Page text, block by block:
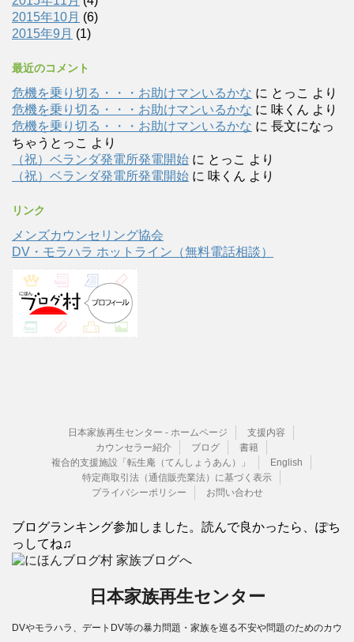
2015年10月 (6)
2015年9月 (1)
最近のコメント
危機を乗り切る・・・お助けマンいるかな に とっこ より
危機を乗り切る・・・お助けマンいるかな に 味くん より
危機を乗り切る・・・お助けマンいるかな に 長文になっ
ちゃうとっこ より
（祝）ベランダ発電所発電開始 に とっこ より
（祝）ベランダ発電所発電開始 に 味くん より
リンク
メンズカウンセリング協会
DV・モラハラ ホットライン（無料電話相談）
日本家族再生センター - ホームページ
支援内容
カウンセラー紹介
ブログ
書籍
複合的支援施設「転生庵（てんしょうあん）」
English
特定商取引法（通信販売業法）に基づく表示
プライバシーポリシー
お問い合わせ
ブログランキング参加しました。読んで良かったら、ぽち
っしてね♫
日本家族再生センター
DVやモラハラ、デートDV等の暴力問題・家族を巡る不安や問題のためのカウ